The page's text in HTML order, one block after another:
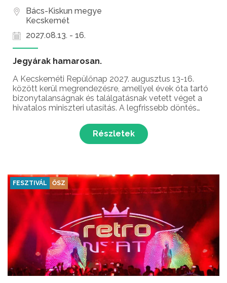
Bács-Kiskun megye
Kecskemét
2027.08.13. - 16.
Jegyárak hamarosan.
A Kecskeméti Repülőnap 2027. augusztus 13-16.
között kerül megrendezésre, amellyel évek óta tartó
bizonytalanságnak és találgatásnak vetett véget a
hivatalos miniszteri utasítás. A legfrissebb döntés
egyik legkedvesebb kétévente esedékes eseménye
Részletek
FESZTIVÁL ŐSZ